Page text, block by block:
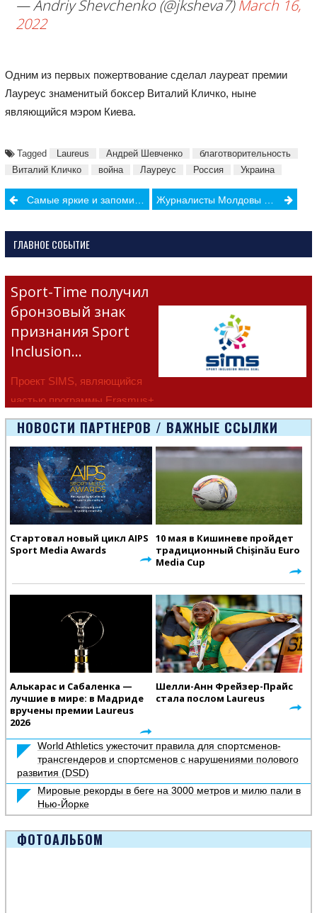
— Andriy Shevchenko (@jksheva7)March 16,
2022
Одним из первых пожертвование сделал лауреат премии
Лауреус знаменитый боксер Виталий Кличко, ныне
являющийся мэром Киева.
Tagged Laureus Андрей Шевченко
благотворительность
Виталий Кличко
война Лауреус Россия Украина
PostСамые яркие и запоминающиеся моменты Паралимпиады Журналисты Молдовы примут участие в международном футбольном турнире в Египте
ГЛАВНОЕ СОБЫТИЕ
Sport-Time получил
бронзовый знак
признания Sport
Inclusion…
Проект SIMS, являющийся
частью программы Erasmus+
Европейско
НОВОСТИ ПАРТНЕРОВ / ВАЖНЫЕ ССЫЛКИ
Стартовал новый цикл AIPS
Sport Media Awards
10 мая в Кишиневе пройдет
традиционный Chișinău Euro
Media Cup
Алькарас и Сабаленка —
лучшие в мире: в Мадриде
вручены премии Laureus
2026
Шелли-Анн Фрейзер-Прайс
стала послом Laureus
World Athletics ужесточит правила для спортсменов-
трансгендеров и спортсменов с нарушениями полового
развития (DSD)
Мировые рекорды в беге на 3000 метров и милю пали в
Нью-Йорке
ФОТОАЛЬБОМ